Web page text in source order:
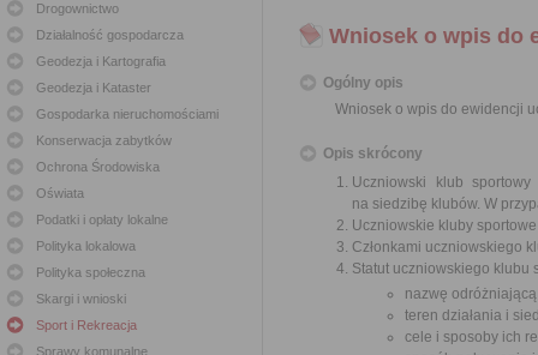
Drogownictwo
Działalność gospodarcza
Geodezja i Kartografia
Geodezja i Kataster
Gospodarka nieruchomościami
Konserwacja zabytków
Ochrona Środowiska
Oświata
Podatki i opłaty lokalne
Polityka lokalowa
Polityka społeczna
Skargi i wnioski
Sport i Rekreacja
Sprawy komunalne
Wniosek o wpis do
Ogólny opis
Wniosek o wpis do ewidencji
Opis skrócony
Uczniowski klub
na siedzibę klubów. W
Uczniowskie kluby
Członkami uczniowskiego
Statut uczniowskiego klubu
nazwę
teren działania i
cele i sposoby ich